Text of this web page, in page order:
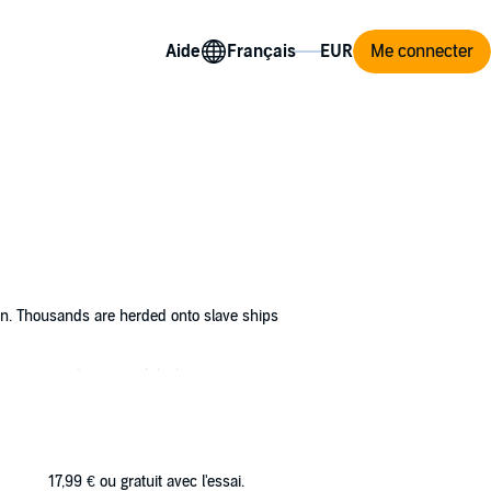
Aide Me connecter
Thousands are herded onto slave ships
and resourceful, she manages a
17,99 € ou gratuit avec l'essai.